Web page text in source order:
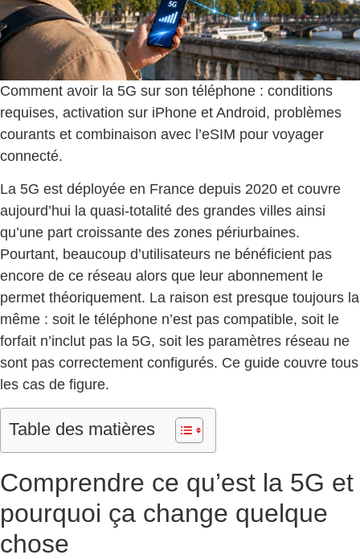
Comment avoir la 5G sur son téléphone : conditions
requises, activation sur iPhone et Android, problèmes
courants et combinaison avec l’eSIM pour voyager
connecté.
La 5G est déployée en France depuis 2020 et couvre
aujourd’hui la quasi-totalité des grandes villes ainsi
qu’une part croissante des zones périurbaines.
Pourtant, beaucoup d’utilisateurs ne bénéficient pas
encore de ce réseau alors que leur abonnement le
permet théoriquement. La raison est presque toujours la
même : soit le téléphone n’est pas compatible, soit le
forfait n’inclut pas la 5G, soit les paramètres réseau ne
sont pas correctement configurés. Ce guide couvre tous
les cas de figure.
Table des matières
Comprendre ce qu’est la 5G et
pourquoi ça change quelque
chose